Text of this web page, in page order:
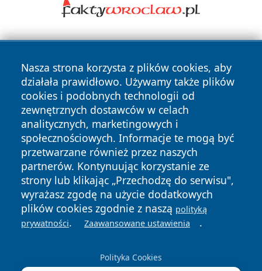
Nasza strona korzysta z plików cookies, aby
działała prawidłowo. Używamy także plików
cookies i podobnych technologii od
zewnętrznych dostawców w celach
analitycznych, marketingowych i
społecznościowych. Informacje te mogą być
przetwarzane również przez naszych
partnerów. Kontynuując korzystanie ze
strony lub klikając „Przechodzę do serwisu",
wyrażasz zgodę na użycie dodatkowych
plików cookies zgodnie z naszą polityką
prywatności. Zaawansowane ustawienia .
Polityka Cookies
Copyright © 2026 przemyslonline.pl Wszystkie prawa
zastrzeżone.
News Autorzy
Polityka
Prywatności
Polityka
Cookies